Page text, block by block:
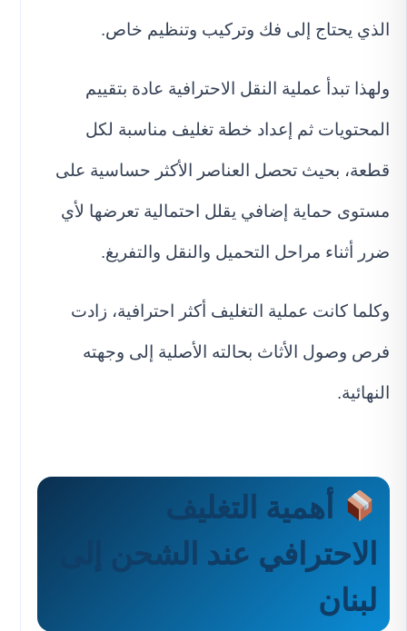
الذي يحتاج إلى فك وتركيب وتنظيم خاص.
ولهذا تبدأ عملية النقل الاحترافية عادة بتقييم
المحتويات ثم إعداد خطة تغليف مناسبة لكل
قطعة، بحيث تحصل العناصر الأكثر حساسية على
مستوى حماية إضافي يقلل احتمالية تعرضها لأي
ضرر أثناء مراحل التحميل والنقل والتفريغ.
وكلما كانت عملية التغليف أكثر احترافية، زادت
فرص وصول الأثاث بحالته الأصلية إلى وجهته
النهائية.
أهمية التغليف
الاحترافي عند الشحن إلى
لبنان